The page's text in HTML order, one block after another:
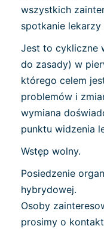
wszystkich
spotkanie lekarzy
Jest to cykliczne
do zasady) w
którego celem
problemów i
wymiana
punktu widzenia
Wstęp wolny.
Posiedzenie
hybrydowej.
Osoby
prosimy o